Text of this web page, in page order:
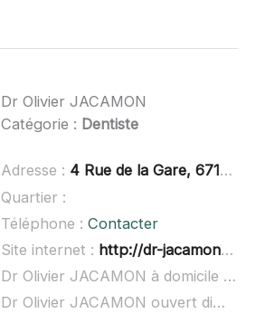
Dr Olivier JACAMON
Catégorie : Dentiste
Adresse : 4 Rue de la Gare, 67118 Geispolsheim
Quartier :
Téléphone : Contacter
Site internet : http://dr-jacamon-olivier.chirurgiens-dentistes.fr/
Dr Olivier JACAMON à domicile :
Dr Olivier JACAMON ouvert dimanche :